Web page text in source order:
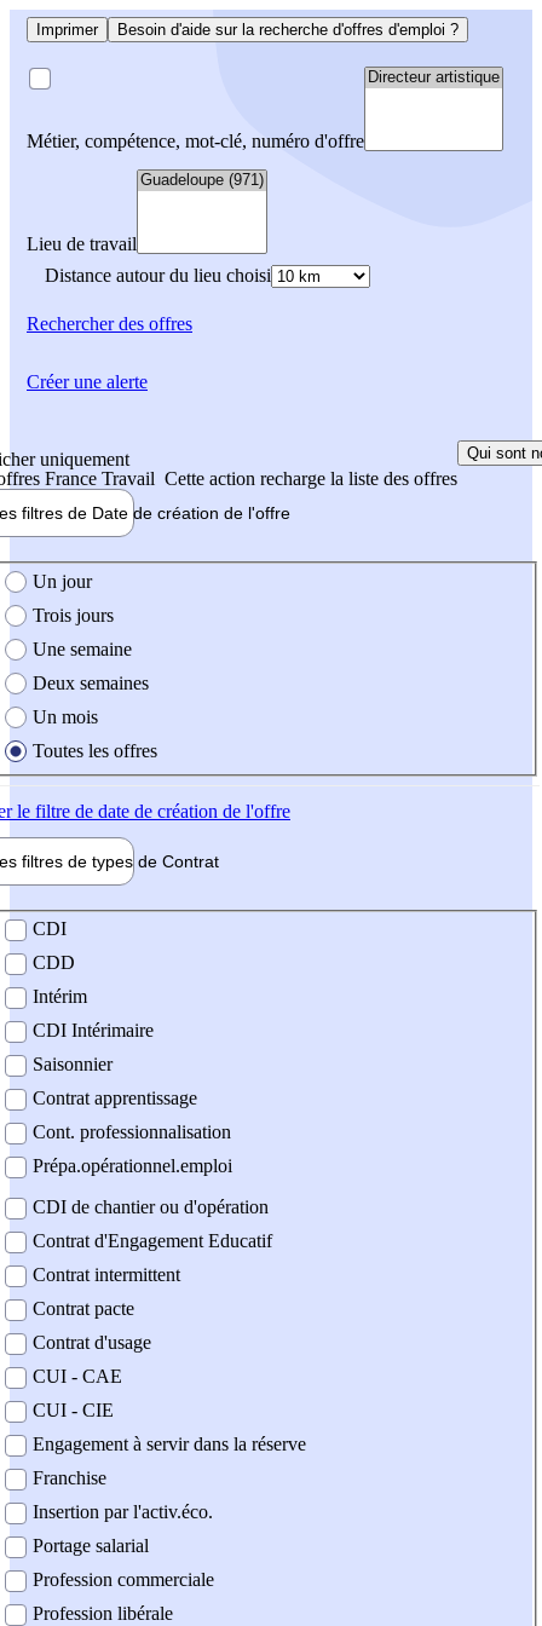
Imprimer Besoin d'aide sur la recherche d'offres d'emploi ?
Métier, compétence, mot-clé, numéro d'offre
Lieu de travail
Distance autour du lieu choisi
Rechercherdes offres
uniquement
France Travail Cette action recharge la liste des offres
Qui sont
filtres de Date de création de l'offre
création de l'offre
Un jour
Trois jours
Une semaine
Deux semaines
Un mois
Toutes les offres
le filtre de date de création de l'offre
filtres de types de Contrat
contrat
CDI
CDD
Intérim
CDI Intérimaire
Saisonnier
Contrat apprentissage
Cont. professionnalisation
Prépa.opérationnel.emploi
CDI de chantier ou d'opération
Contrat d'Engagement Educatif
Contrat intermittent
Contrat pacte
Contrat d'usage
CUI - CAE
CUI - CIE
Engagement à servir dans la réserve
Franchise
Insertion par l'activ.éco.
Portage salarial
Profession commerciale
Profession libérale
Créer une alerte